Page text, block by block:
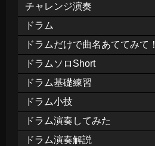
チャレンジ演奏
ドラム
ドラムだけで曲名あててみて！
ドラムソロShort
ドラム基礎練習
ドラム小技
ドラム演奏してみた
ドラム演奏解説